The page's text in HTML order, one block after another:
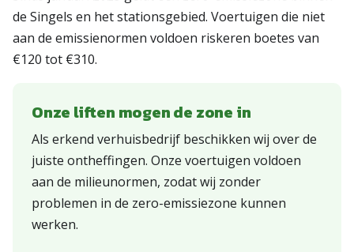
de Singels en het stationsgebied. Voertuigen die niet
aan de emissienormen voldoen riskeren boetes van
€120 tot €310.
Onze liften mogen de zone in
Als erkend verhuisbedrijf beschikken wij over de
juiste ontheffingen. Onze voertuigen voldoen
aan de milieunormen, zodat wij zonder
problemen in de zero-emissiezone kunnen
werken.